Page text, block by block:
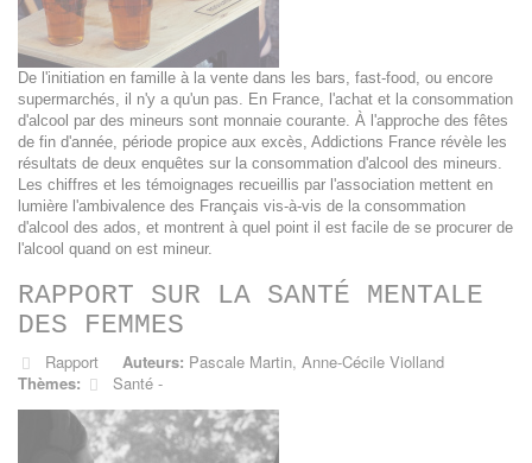
De l'initiation en famille à la vente dans les bars, fast-food, ou encore
supermarchés, il n'y a qu'un pas. En France, l'achat et la consommation
d'alcool par des mineurs sont monnaie courante. À l'approche des fêtes
de fin d'année, période propice aux excès, Addictions France révèle les
résultats de deux enquêtes sur la consommation d'alcool des mineurs.
Les chiffres et les témoignages recueillis par l'association mettent en
lumière l'ambivalence des Français vis-à-vis de la consommation
d'alcool des ados, et montrent à quel point il est facile de se procurer de
l'alcool quand on est mineur.
RAPPORT SUR LA SANTÉ MENTALE
DES FEMMES
Rapport Auteurs: Pascale Martin, Anne-Cécile Violland
Thèmes:
Santé